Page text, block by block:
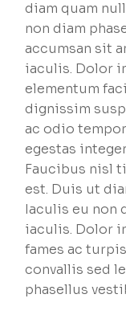
diam quam
non diam
accumsan sit
iaculis. Dolor
elementum
dignissim
ac odio
egestas
Faucibus nisl
est. Duis ut
Iaculis eu non
iaculis. Dolor
fames ac
convallis sed
phasellus